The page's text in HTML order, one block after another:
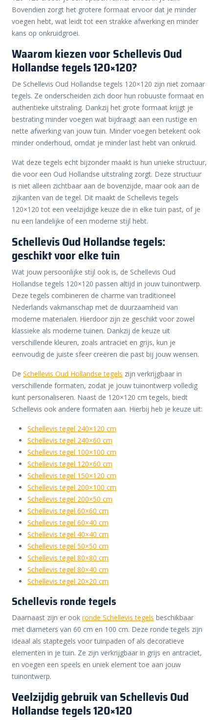
Bovendien zorgt het grotere formaat ervoor dat je minder
voegen hebt, wat leidt tot een strakke afwerking en minder
kans op onkruidgroei.
Waarom kiezen voor Schellevis Oud
Hollandse tegels 120×120?
De Schellevis Oud Hollandse tegels 120×120 zijn niet zomaar
tegels. Ze onderscheiden zich door hun robuuste formaat en
authentieke uitstraling. Dankzij het grote formaat krijgt je
bestrating minder voegen wat bijdraagt aan een rustige en
nette afwerking van jouw tuin. Minder voegen betekent ook
minder onderhoud, omdat je minder last hebt van onkruid.
Wat deze tegels echt bijzonder maakt is hun unieke structuur,
die voor een Oud Hollandse uitstraling zorgt. Deze structuur
is niet alleen zichtbaar aan de bovenzijde, maar ook aan de
zijkanten van de tegel. Dit maakt de Schellevis tegels
120×120 tot een veelzijdige keuze die in elke tuin past, of je
nu een landelijke of een moderne stijl hebt.
Schellevis Oud Hollandse tegels:
geschikt voor elke tuin
Wat jouw persoonlijke stijl ook is, de Schellevis Oud
Hollandse tegels 120×120 passen altijd in jouw tuinontwerp.
Deze tegels combineren de charme van traditioneel
Nederlands vakmanschap met de duurzaamheid van
moderne materialen. Hierdoor zijn ze geschikt voor zowel
klassieke als moderne tuinen. Dankzij de keuze uit
verschillende kleuren, zoals antraciet en grijs, kun je
eenvoudig de juiste sfeer creëren die past bij jouw wensen.
De Schellevis Oud Hollandse tegels zijn verkrijgbaar in
verschillende formaten, zodat je jouw tuinontwerp volledig
kunt personaliseren. Naast de 120×120 cm tegels, biedt
Schellevis ook andere formaten aan. Hierbij heb je keuze uit:
Schellevis tegel 240×120 cm
Schellevis tegel 240×60 cm
Schellevis tegel 100×100 cm
Schellevis tegel 120×60 cm
Schellevis tegel 150×120 cm
Schellevis tegel 200×100 cm
Schellevis tegel 200×50 cm
Schellevis tegel 60×60 cm
Schellevis tegel 60×40 cm
Schellevis tegel 40×40 cm
Schellevis tegel 50×50 cm
Schellevis tegel 80×80 cm
Schellevis tegel 80×40 cm
Schellevis tegel 20×20 cm
Schellevis ronde tegels
Daarnaast zijn er ook ronde Schellevis tegels beschikbaar
met diameters van 60 cm en 100 cm. Deze ronde tegels zijn
ideaal als staptegels voor tuinpaden of als decoratieve
elementen in je tuin. Ze zijn verkrijgbaar in grijs en antraciet,
en voegen een speels en uniek element toe aan jouw
tuinontwerp.
Veelzijdig gebruik van Schellevis Oud
Hollandse tegels 120×120